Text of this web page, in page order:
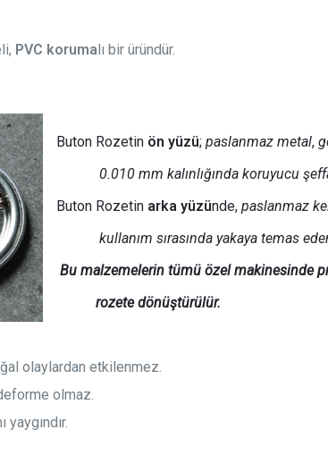
PVC koruma lı bir üründür.
Buton Rozetin ön yüzü; paslanmaz metal,
0.010 mm kalınlığındakoruyucu
Buton Rozetin arka yüzünde,paslanmaz
kullanım sırasında yakaya temas
Bu malzemelerin tümü özel makinesinde
rozetedönüştürülür.
olaylardan etkilenmez.
olmaz.